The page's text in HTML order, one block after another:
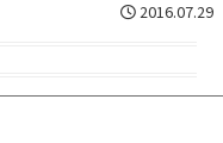
2016.07.29